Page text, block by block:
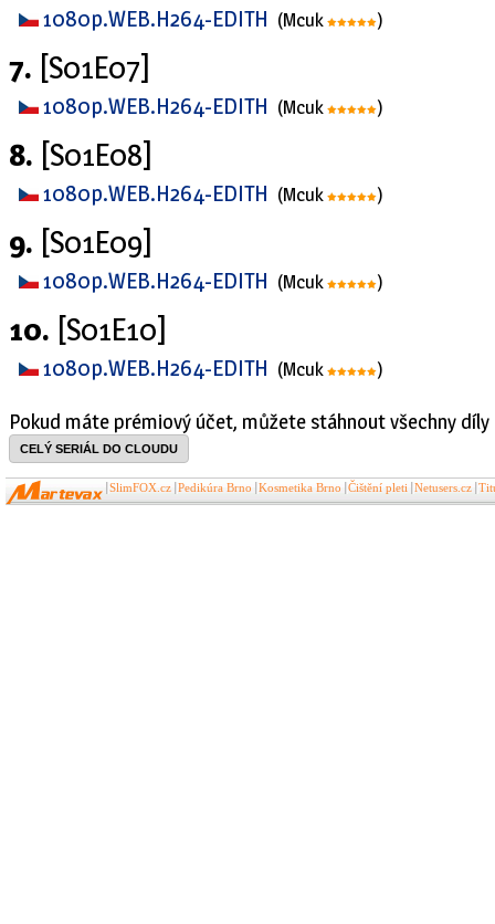
1080p.WEB.H264-EDITH (Mcuk )
7. [S01E07]
1080p.WEB.H264-EDITH (Mcuk )
8. [S01E08]
1080p.WEB.H264-EDITH (Mcuk )
9. [S01E09]
1080p.WEB.H264-EDITH (Mcuk )
10. [S01E10]
1080p.WEB.H264-EDITH (Mcuk )
Pokud máte prémiový účet, můžete stáhnout všechny díly
CELÝ SERIÁL DO CLOUDU
SlimFOX.cz Pedikúra Brno Kosmetika Brno Čištění pleti Netusers.cz